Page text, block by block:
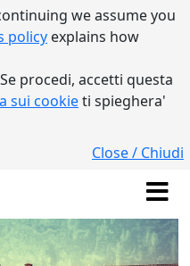
we assume you
policy explains how
procedi, accetti questa
sui cookieti spieghera'
Close / Chiudi